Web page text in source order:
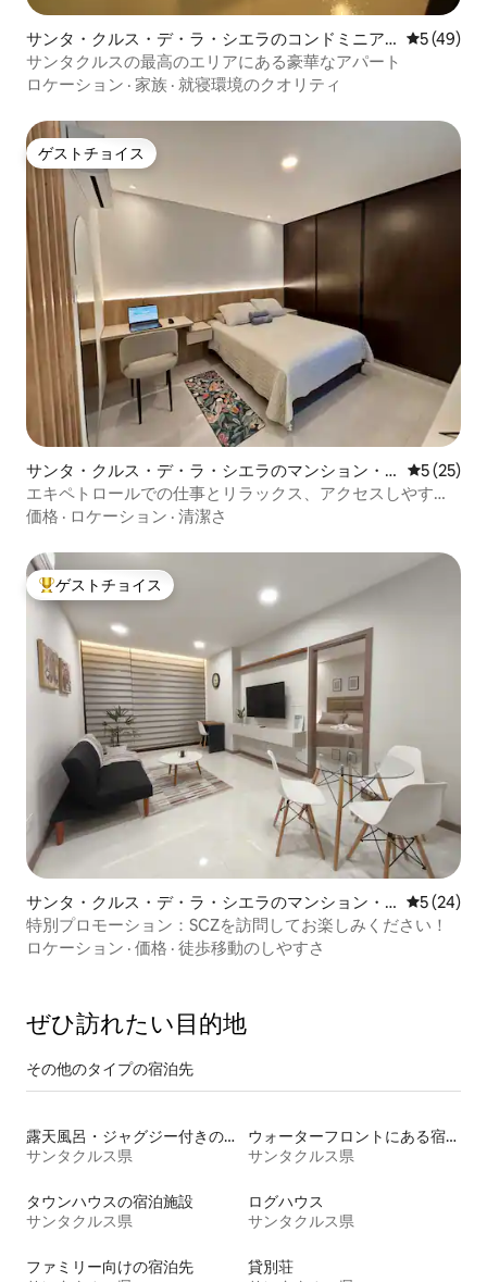
サンタ・クルス・デ・ラ・シエラのコンドミニア
ム
レビュー
5 (49)
サンタクルスの最高のエリアにある豪華なアパート
ロケーション · 家族 · 就寝環境のクオリティ
ゲストチョイス
ゲストチョイス
サンタ・クルス・デ・ラ・シエラのマンション・
アパート
レビュー
5 (25)
エキペトロールでの仕事とリラックス、アクセスしやすく
て便利
価格 · ロケーション · 清潔さ
大好評のゲストチョイスです。
ゲストチョイス
サンタ・クルス・デ・ラ・シエラのマンション・
アパート
レビュー
5 (24)
特別プロモーション：SCZを訪問してお楽しみください！
ロケーション · 価格 · 徒歩移動のしやすさ
ぜひ訪⁠れ⁠た⁠い目⁠的⁠地
その他のタ⁠イ⁠プ⁠の宿⁠泊⁠先
露天風呂・ジャグジー付きの宿泊施設
サンタクルス県
ウォーターフロントにある宿泊施設
サンタクルス県
タウンハウスの宿泊施設
サンタクルス県
ログハウス
サンタクルス県
ファミリー向けの宿泊先
貸別荘